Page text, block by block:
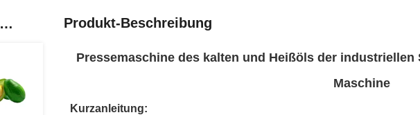
VERWANDTE PRODUKTE Produkt-Beschreibung
Pressemaschine des kalten und Heißöls der
Maschine
Kurzanleitung: